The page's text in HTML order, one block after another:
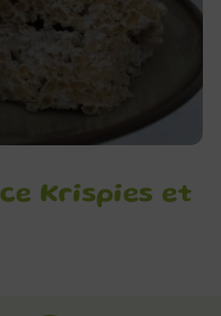
Krispies et